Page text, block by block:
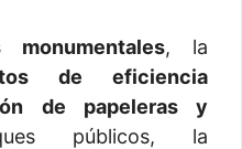
, la
de eficiencia
de papeleras y
públicos, la